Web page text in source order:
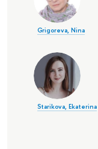
Grigoreva, Nina
Starikova, Ekaterina